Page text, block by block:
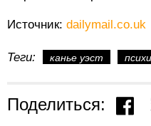
Источник: dailymail.co.uk
Теги: канье уэст
Поделиться: